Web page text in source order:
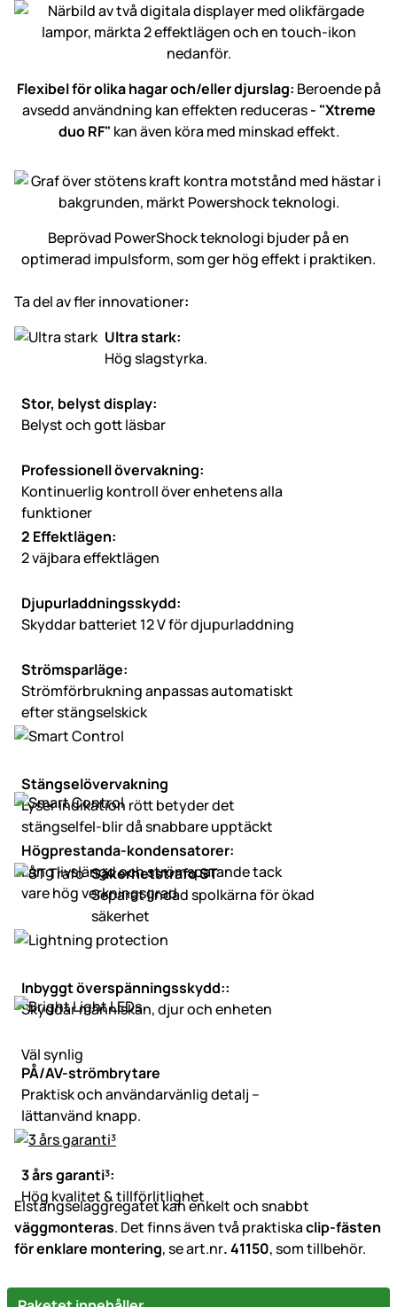
Flexibel för olika hagar och/­eller djurslag: Beroende på
avsedd använd­ning kan effekten reduceras- "Xtreme
duo RF" kan även köra med minskad effekt.
Beprövad PowerShock teknologi bjuder på en
optimerad impulsform, som ger hög effekt i praktiken.
Ta del av fler innovationer:
Ultra stark:
Hög slagstyrka.
Stor, belyst display:
Belyst och gott läsbar
Professionell övervakning:
Kontinuerlig kontroll över enhetens alla
funktioner
2 Effektlägen:
2 väjbara effektlägen
Djupurladdningsskydd:
Skyddar batteriet 12 V för djupurladdning
Strömsparläge:
Strömförbrukning anpassas automatiskt
efter stängselskick
Stängselövervakning
Lyser indikation rött betyder det
stängselfel-blir då snabbare upptäckt
Högprestanda-kondensatorer:
Lång livslängd och strömsparande tack
vare hög verkningsgrad
Säkerhetstrafo ST
Separat lindad spolkärna för ökad
säkerhet
Inbyggt överspänningsskydd::
Skyddar människan, djur och enheten
Väl synlig
PÅ/AV-strömbrytare
Praktisk och användarvänlig detalj –
lättanvänd knapp.
3 års garanti³:
Hög kvalitet & tillförlitlighet
Elstängselaggregatet kan enkelt och snabbt
väggmonteras. Det finns även två praktiskaclip-fästen
för enklare montering, se art.nr. 41150, som tillbehör.